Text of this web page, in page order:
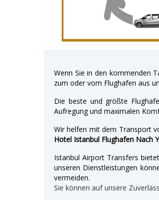
Wenn Sie in den kommenden
zum oder vom Flughafen aus
Die beste und größte
Aufregung und maximalen
Wir helfen mit dem Transport
Hotel Istanbul Flughafen Nach
Istanbul Airport Transfers
unseren Dienstleistungen
vermeiden.
Sie können auf unsere